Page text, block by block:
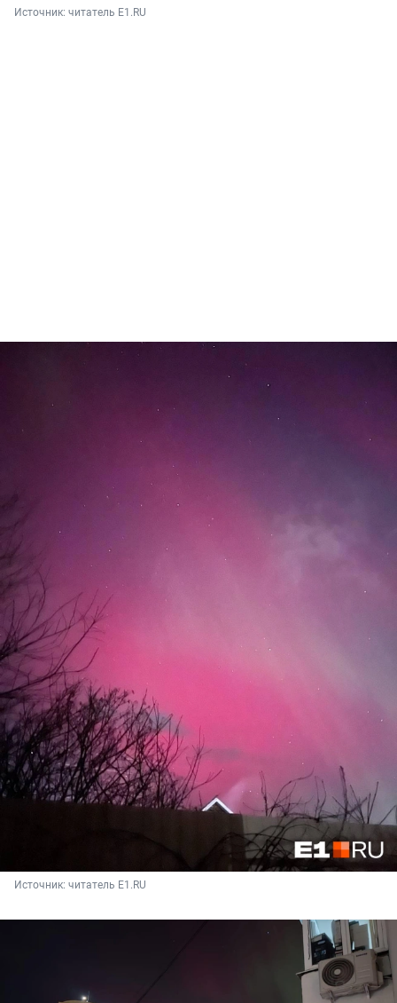
Источник: читатель E1.RU
Источник: читатель E1.RU